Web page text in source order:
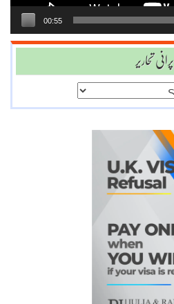
00:55
پرانی تحاریر